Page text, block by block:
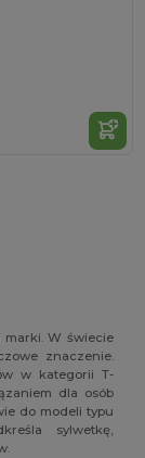
W świecie
znaczenie.
w kategorii T-
dla osób
do modeli typu
sylwetkę,